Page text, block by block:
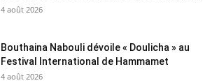
4 août 2026
Bouthaina Nabouli dévoile « Doulicha » au
Festival International de Hammamet
4 août 2026